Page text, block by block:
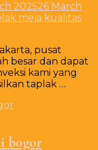
202526 March
meja kualitas
pusat
besar dan dapat
kami yang
taplak …
bogor